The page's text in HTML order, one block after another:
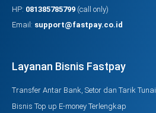
HP: 081385785799 (call only)
Email: support@fastpay.co.id
Layanan Bisnis Fastpay
Transfer Antar Bank, Setor dan Tarik Tunai
Bisnis Top up E-money Terlengkap